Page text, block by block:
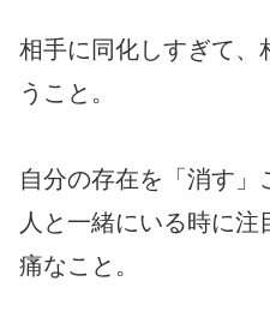
相手に同化しすぎて、
うこと。
自分の存在を「消す」
人と一緒にいる時に
痛なこと。